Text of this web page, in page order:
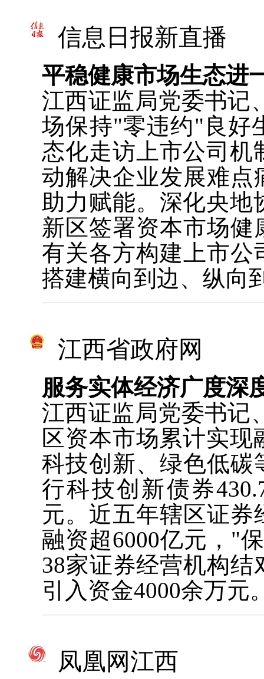
信息日报新直播
平稳健康市场生态进
江西证监局党委书记
场保持"零违约"良好
态化走访上市公司机
动解决企业发展难点
助力赋能。深化央地
新区签署资本市场健
有关各方构建上市公
搭建横向到边、纵向
江西省政府网
服务实体经济广度深
江西证监局党委书记
区资本市场累计实现
科技创新、绿色低碳
行科技创新债券
元。近五年辖区证券
融资超6000亿元，"
38家证券经营机构结
引入资金4000余万元
凤凰网江西